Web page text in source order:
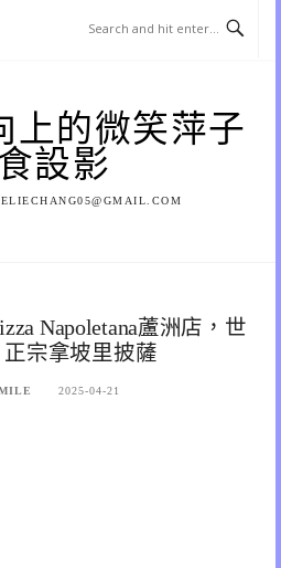
上的微笑萍子
設影
Napoletana蘆洲店，世
宗拿坡里披薩
2025-04-21